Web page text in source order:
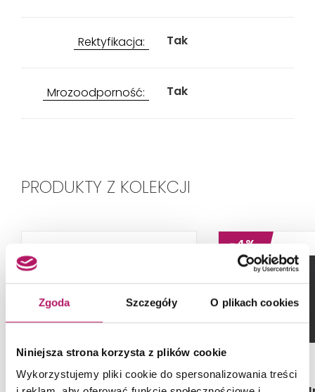
Zgoda Szczegóły O plikach cookies
Niniejsza strona korzysta z plików cookie
Wykorzystujemy pliki cookie do spersonalizowania treści
Rektyfikacja: Tak
Mrozoodporność: Tak
PRODUKTY Z KOLEKCJI
-4%